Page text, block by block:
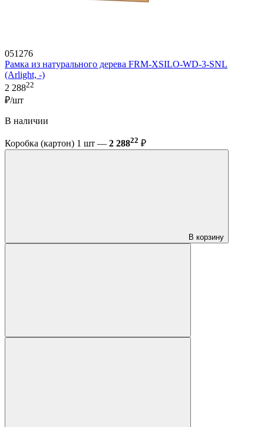
051276
Рамка из натурального дерева FRM-XSILO-WD-3-SNL
(Arlight, -)
2 28822
₽/шт
В наличии
Коробка (картон) 1 шт — 2 28822 ₽
В корзину